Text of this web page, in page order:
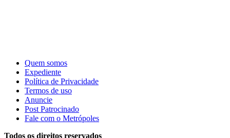
Quem somos
Expediente
Política de Privacidade
Termos de uso
Anuncie
Post Patrocinado
Fale com o Metrópoles
Todos os direitos reservados